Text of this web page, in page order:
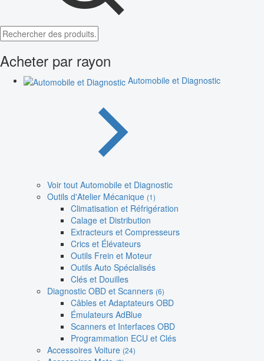
Acheter par rayon
Automobile et Diagnostic
Voir tout Automobile et Diagnostic
Outils d'Atelier Mécanique (1)
Climatisation et Réfrigération
Calage et Distribution
Extracteurs et Compresseurs
Crics et Élévateurs
Outils Frein et Moteur
Outils Auto Spécialisés
Clés et Douilles
Diagnostic OBD et Scanners (6)
Câbles et Adaptateurs OBD
Émulateurs AdBlue
Scanners et Interfaces OBD
Programmation ECU et Clés
Accessoires Voiture (24)